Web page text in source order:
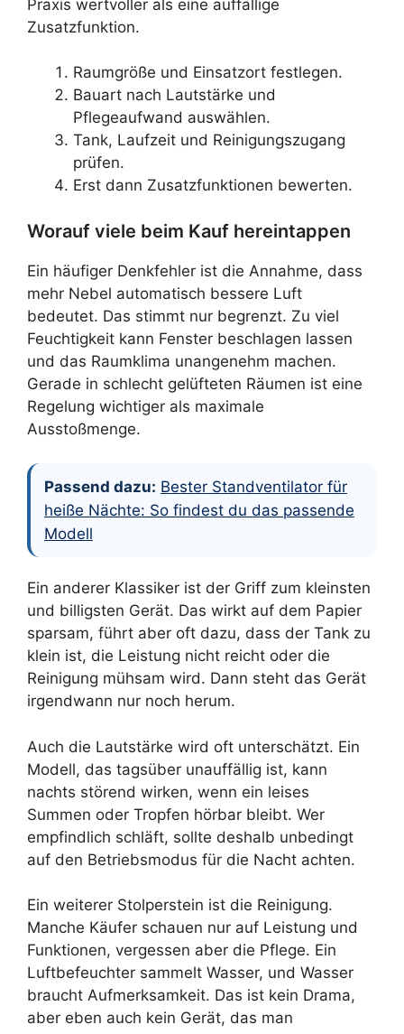
Praxis wertvoller als eine auffällige
Zusatzfunktion.
Raumgröße und Einsatzort festlegen.
Bauart nach Lautstärke und
Pflegeaufwand auswählen.
Tank, Laufzeit und Reinigungszugang
prüfen.
Erst dann Zusatzfunktionen bewerten.
Worauf viele beim Kauf hereintappen
Ein häufiger Denkfehler ist die Annahme, dass
mehr Nebel automatisch bessere Luft
bedeutet. Das stimmt nur begrenzt. Zu viel
Feuchtigkeit kann Fenster beschlagen lassen
und das Raumklima unangenehm machen.
Gerade in schlecht gelüfteten Räumen ist eine
Regelung wichtiger als maximale
Ausstoßmenge.
Passend dazu: Bester Standventilator für
heiße Nächte: So findest du das passende
Modell
Ein anderer Klassiker ist der Griff zum kleinsten
und billigsten Gerät. Das wirkt auf dem Papier
sparsam, führt aber oft dazu, dass der Tank zu
klein ist, die Leistung nicht reicht oder die
Reinigung mühsam wird. Dann steht das Gerät
irgendwann nur noch herum.
Auch die Lautstärke wird oft unterschätzt. Ein
Modell, das tagsüber unauffällig ist, kann
nachts störend wirken, wenn ein leises
Summen oder Tropfen hörbar bleibt. Wer
empfindlich schläft, sollte deshalb unbedingt
auf den Betriebsmodus für die Nacht achten.
Ein weiterer Stolperstein ist die Reinigung.
Manche Käufer schauen nur auf Leistung und
Funktionen, vergessen aber die Pflege. Ein
Luftbefeuchter sammelt Wasser, und Wasser
braucht Aufmerksamkeit. Das ist kein Drama,
aber eben auch kein Gerät, das man